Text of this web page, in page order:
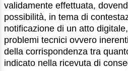
validamente effettuata,
possibilità, in tema di
notificazione di un atto
problemi tecnici ovvero
della corrispondenza tra
indicato nella ricevuta di